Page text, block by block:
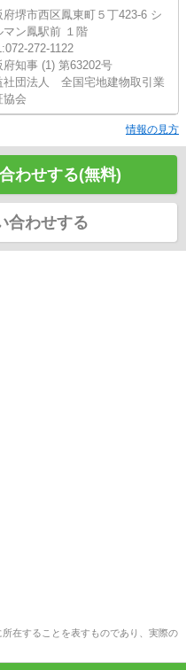
府堺市西区鳳東町５丁423-6 シ
マン鳳駅前 １階
272-1122
府知事 (1) 第63202号
社団法人 全国宅地建物取引業
協会
情報の見方
わせする(無料)
合わせする
在することを表すものであり、実際の